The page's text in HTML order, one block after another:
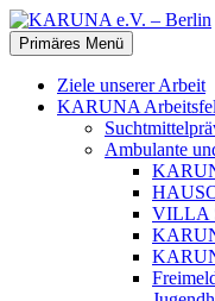
Zum
Inhalt
springen
KARUNA
Suchen
Primäres Menü
Ziele unserer Arbeit
KARUNA
Ambulante
VILLA